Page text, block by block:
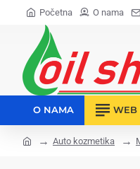
Početna O nama
O NAMA WEB
Auto kozmetika